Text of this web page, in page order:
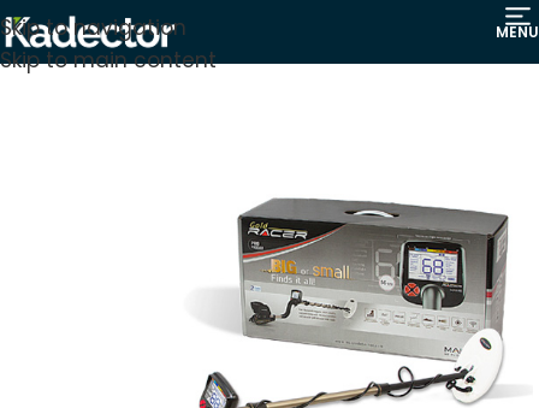
Skip to navigation
Skip to main content
MENU